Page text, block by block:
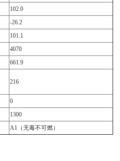
102.0
-26.2
101.1
4070
661.9
216
0
1300
A1（无毒不可燃）